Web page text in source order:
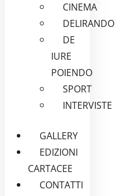
CINEMA
DELIRANDO
DE
IURE
POIENDO
SPORT
INTERVISTE
GALLERY
EDIZIONI
CARTACEE
CONTATTI